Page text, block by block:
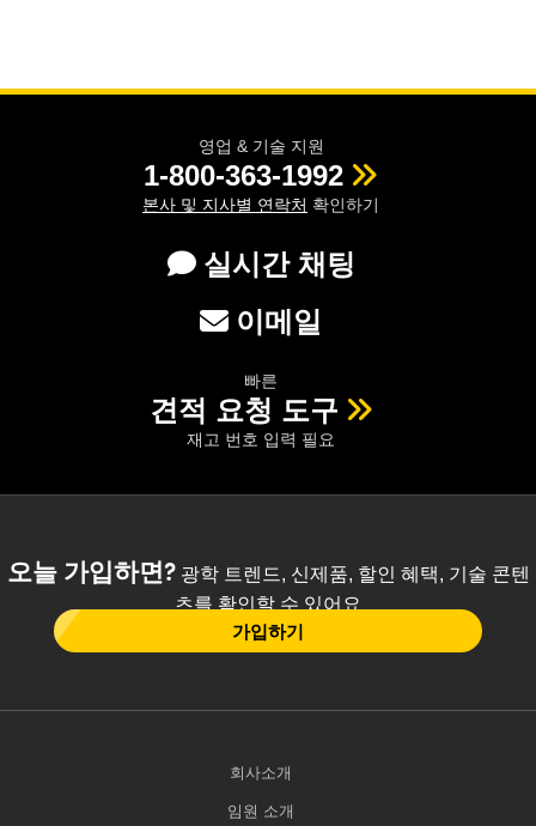
영업 & 기술 지원
1-800-363-1992
본사 및 지사별 연락처 확인하기
실시간 채팅
이메일
빠른
견적 요청 도구
재고 번호 입력 필요
오늘 가입하면?광학 트렌드, 신제품, 할인 혜택, 기술 콘텐
츠를 확인할 수 있어요
가입하기
회사소개
임원 소개